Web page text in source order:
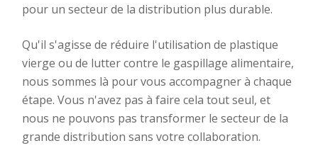
pour un secteur de la distribution plus durable.
Qu'il s'agisse de réduire l'utilisation de plastique
vierge ou de lutter contre le gaspillage alimentaire,
nous sommes là pour vous accompagner à chaque
étape. Vous n'avez pas à faire cela tout seul, et
nous ne pouvons pas transformer le secteur de la
grande distribution sans votre collaboration.